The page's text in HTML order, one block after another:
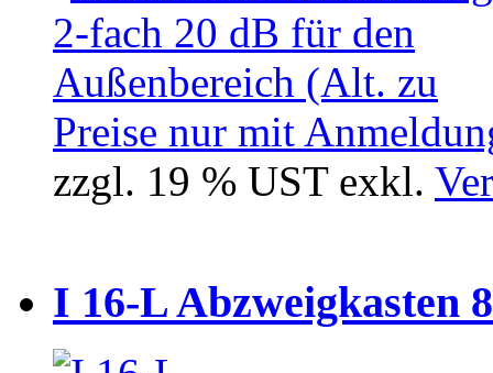
Preise nur mit
zzgl. 19 % UST exkl.
I 16-L Abzweigkasten